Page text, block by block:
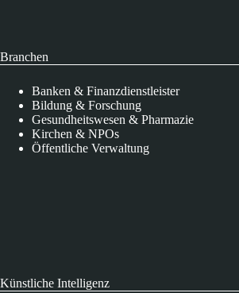
Branchen
Banken & Finanzdienstleister
Bildung & Forschung
Gesundheitswesen & Pharmazie
Kirchen & NPOs
Öffentliche Verwaltung
Künstliche Intelligenz